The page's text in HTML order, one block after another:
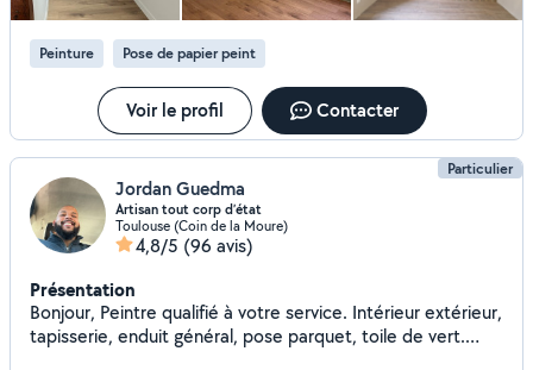
Peinture Pose de papier peint
Voir le profil Contacter
Particulier
Jordan Guedma
Artisan tout corp d’état
Toulouse (Coin de la Moure)
4,8/5 (96 avis)
Présentation
Bonjour, Peintre qualifié à votre service. Intérieur extérieur,
tapisserie, enduit général, pose parquet, toile de vert.